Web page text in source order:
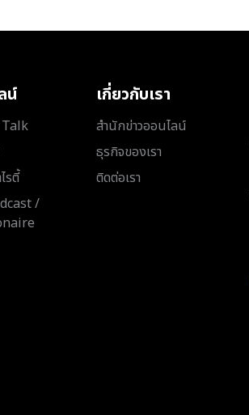
น์
รตี้
/
เกี่ยวกับเรา
สำนักข่าวออนไลน์
ธุรกิจของเรา
ติดต่อเรา